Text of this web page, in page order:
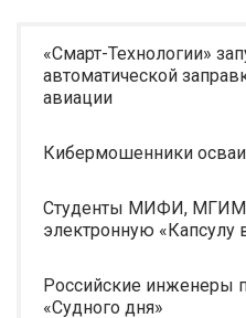
«Смарт-Технологии»
автоматической
авиации
Кибермошенники
Студенты МИФИ,
электронную «Капсулу
Российские инженеры
«Судного дня»